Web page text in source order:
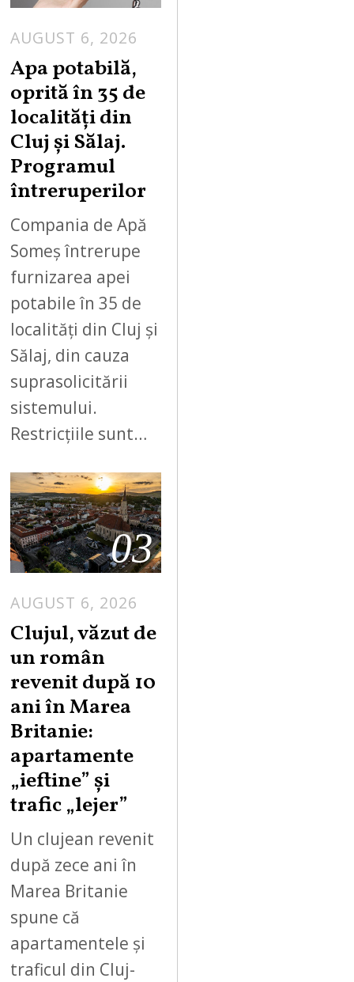
AUGUST 6, 2026
Apa potabilă,
oprită în 35 de
localități din
Cluj și Sălaj.
Programul
întreruperilor
Compania de Apă
Someș întrerupe
furnizarea apei
potabile în 35 de
localități din Cluj și
Sălaj, din cauza
suprasolicitării
sistemului.
Restricțiile sunt…
03
AUGUST 6, 2026
Clujul, văzut de
un român
revenit după 10
ani în Marea
Britanie:
apartamente
„ieftine” și
trafic „lejer”
Un clujean revenit
după zece ani în
Marea Britanie
spune că
apartamentele și
traficul din Cluj-